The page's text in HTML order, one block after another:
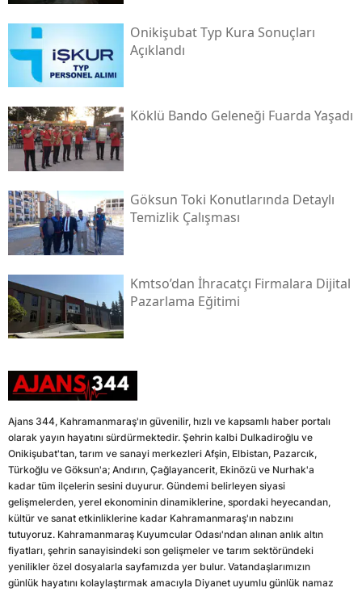
Onikişubat Typ Kura Sonuçları
Açıklandı
Köklü Bando Geleneği Fuarda Yaşadı
Göksun Toki̇ Konutlarında Detaylı
Temizlik Çalışması
Kmtso’dan İhracatçı Firmalara Dijital
Pazarlama Eğitimi
Ajans 344, Kahramanmaraş'ın güvenilir, hızlı ve kapsamlı haber portalı
olarak yayın hayatını sürdürmektedir. Şehrin kalbi Dulkadiroğlu ve
Onikişubat'tan, tarım ve sanayi merkezleri Afşin, Elbistan, Pazarcık,
Türkoğlu ve Göksun'a; Andırın, Çağlayancerit, Ekinözü ve Nurhak'a
kadar tüm ilçelerin sesini duyurur. Gündemi belirleyen siyasi
gelişmelerden, yerel ekonominin dinamiklerine, spordaki heyecandan,
kültür ve sanat etkinliklerine kadar Kahramanmaraş'ın nabzını
tutuyoruz. Kahramanmaraş Kuyumcular Odası'ndan alınan anlık altın
fiyatları, şehrin sanayisindeki son gelişmeler ve tarım sektöründeki
yenilikler özel dosyalarla sayfamızda yer bulur. Vatandaşlarımızın
günlük hayatını kolaylaştırmak amacıyla Diyanet uyumlu günlük namaz